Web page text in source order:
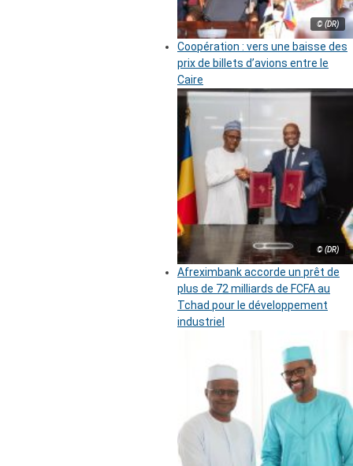
© (DR)
Coopération : vers une baisse des
prix de billets d’avions entre le
Caire
© (DR)
Afreximbank accorde un prêt de
plus de 72 milliards de FCFA au
Tchad pour le développement
industriel